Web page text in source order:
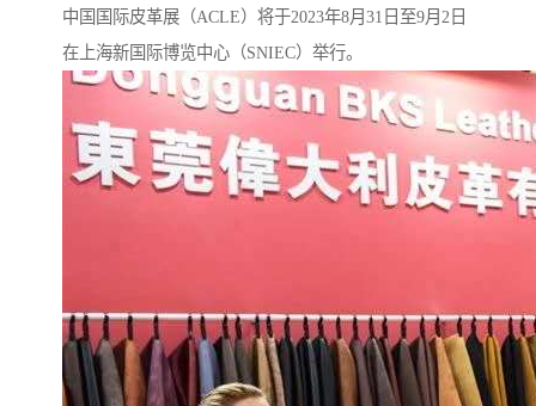
中国国际皮革展（ACLE）将于2023年8月31日至9月2日
在上海新国际博览中心（SNIEC）举行。